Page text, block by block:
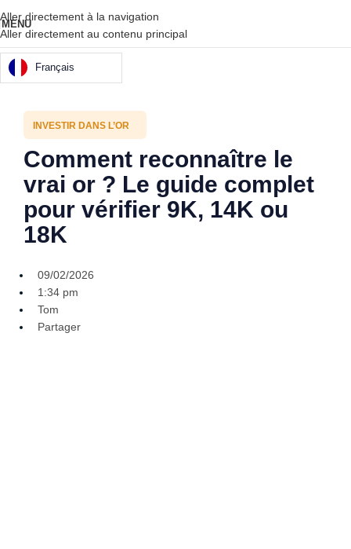
Aller directement à la navigation
Aller directement au contenu principal
MENU
Français
INVESTIR DANS L’OR
Comment reconnaître le
vrai or ? Le guide complet
pour vérifier 9K, 14K ou
18K
09/02/2026
1:34 pm
Tom
Partager